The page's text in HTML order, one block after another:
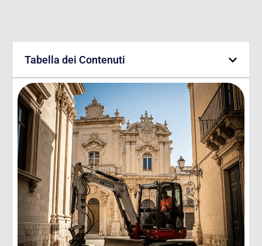
Tabella dei Contenuti